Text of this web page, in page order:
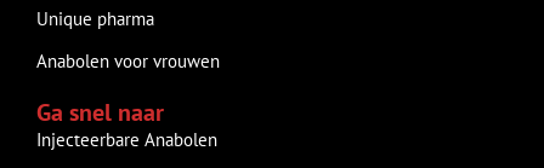
Unique pharma
Anabolen voor vrouwen
Ga snel naar
Injecteerbare Anabolen